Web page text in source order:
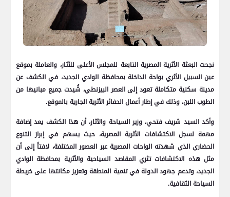
نجحت البعثة الأثرية المصرية التابعة للمجلس الأعلى للآثار، والعاملة بموقع
عين السبيل الأثري بواحة الداخلة بمحافظة الوادي الجديد، في الكشف عن
مدينة سكنية متكاملة تعود إلى العصر البيزنطي، شُيدت جميع مبانيها من
الطوب اللبن، وذلك في إطار أعمال الحفائر الأثرية الجارية بالموقع.
وأكد السيد شريف فتحي، وزير السياحة والآثار، أن هذا الكشف يعد إضافة
مهمة لسجل الاكتشافات الأثرية المصرية، حيث يسهم في إبراز التنوع
الحضاري الذي شهدته الواحات المصرية عبر العصور المختلفة، لافتاً إلى أن
مثل هذه الاكتشافات تثري المقاصد السياحية والأثرية بمحافظة الوادي
الجديد، وتدعم جهود الدولة في تنمية المنطقة وتعزيز مكانتها على خريطة
السياحة الثقافية.